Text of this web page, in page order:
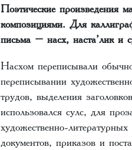
Поэтические произведения
композициями. Для
письма – насх, наста’лик и
Насхом переписывали
переписывании
трудов, выделения
использовался сулс, для
художественно-
документов, приказов и